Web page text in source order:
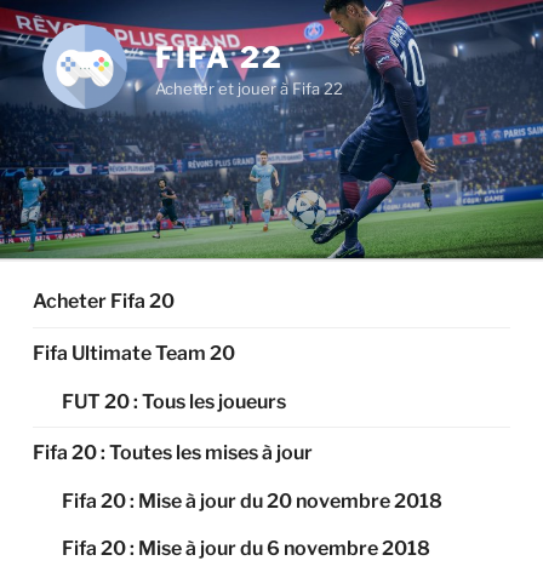
Aller
au
contenu
principal
FIFA 22
Acheter et jouer à Fifa 22
Acheter Fifa 20
Fifa Ultimate Team 20
FUT 20 : Tous les joueurs
Fifa 20 : Toutes les mises à jour
Fifa 20 : Mise à jour du 20 novembre 2018
Fifa 20 : Mise à jour du 6 novembre 2018